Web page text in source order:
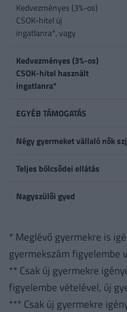
Kedvezményes (3%-os)
CSOK-hitel új
ingatlanra*, vagy
Kedvezményes (3%-os)
CSOK-hitel használt
ingatlanra*
EGYÉB TÁMOGATÁS
Négy gyermeket vállaló nők
Teljes bölcsődei ellátás
Nagyszülői gyed
* Meglévő gyermekre is
gyermekszám figyelembe
** Csak új gyermekre
figyelembe vételével, új
*** Csak új gyermekre